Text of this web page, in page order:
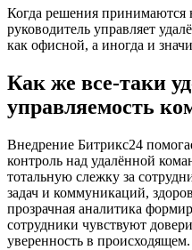
Когда решения принимаются
руководитель управляет
как офисной, а иногда и
Как же все-таки
управляемость
Внедрение Битрикс24
контроль над удалённой
тотальную слежку за
задач и коммуникаций,
прозрачная аналитика
сотрудники чувствуют
уверенность в